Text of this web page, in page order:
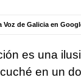
Voz de Galicia en
es una
en un